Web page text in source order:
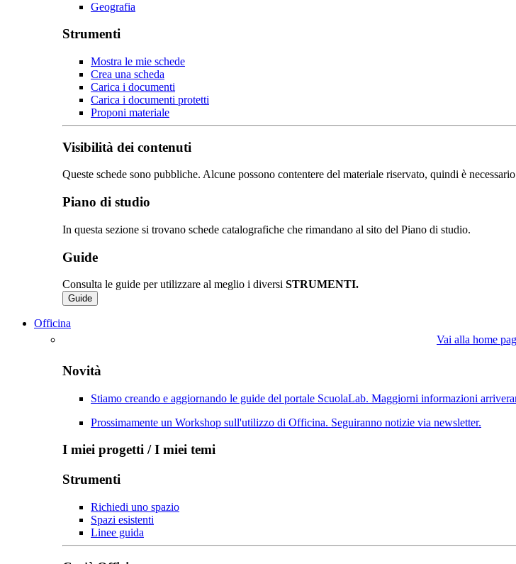
Geografia
Strumenti
Mostra le mie schede
Crea una scheda
Carica i documenti
Carica i documenti protetti
Proponi materiale
Visibilità dei contenuti
Queste schede sono pubbliche. Alcune possono contentere del materiale riservato, quindi è
Piano di studio
In questa sezione si trovano schede catalografiche che rimandano al sito del Piano di studio.
Guide
Consulta le guide per utilizzare al meglio i diversi STRUMENTI.
Guide
Officina
Vai alla home
Novità
Stiamo creando e aggiornando le guide del portale ScuolaLab. Maggiorni informazioni
Prossimamente un Workshop sull'utilizzo di Officina. Seguiranno notizie via newsletter.
I miei progetti / I miei temi
Strumenti
Richiedi uno spazio
Spazi esistenti
Linee guida